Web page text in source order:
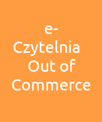
e-
Czytelnia
Out of
Commerce